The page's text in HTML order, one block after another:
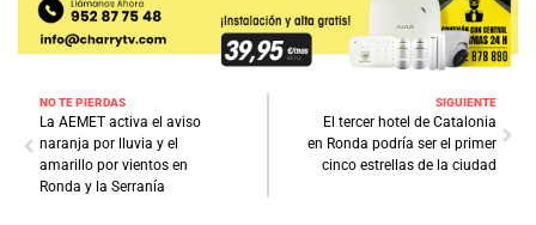
NO TE PIERDAS
La AEMET activa el aviso
naranja por lluvia y el
amarillo por vientos en
Ronda y la Serranía
SIGUIENTE
El tercer hotel de Catalonia
en Ronda podría ser el primer
cinco estrellas de la ciudad